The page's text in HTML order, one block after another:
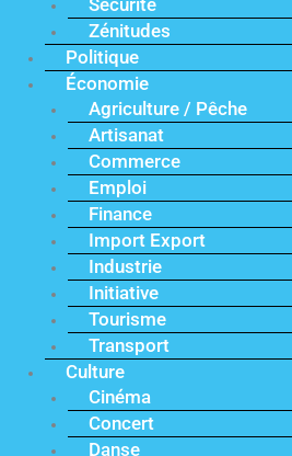
Zénitudes
Politique
Économie
Agriculture / Pêche
Artisanat
Commerce
Emploi
Finance
Import Export
Industrie
Initiative
Tourisme
Transport
Culture
Cinéma
Concert
Danse